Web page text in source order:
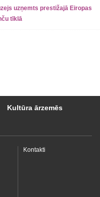
uzņemts prestižajā Eiropas
tīklā
Kultūra ārzemēs
Kontakti